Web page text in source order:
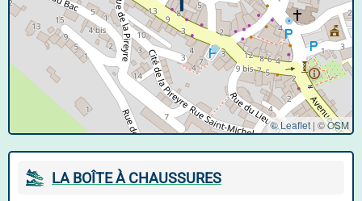
© Leaflet | ©OSM
LA BOÎTE À CHAUSSURES